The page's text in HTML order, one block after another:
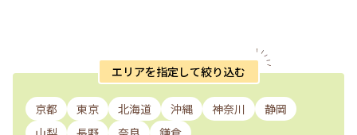
エリアを指定して絞り込む
京都 東京 北海道 沖縄 神奈川
静岡